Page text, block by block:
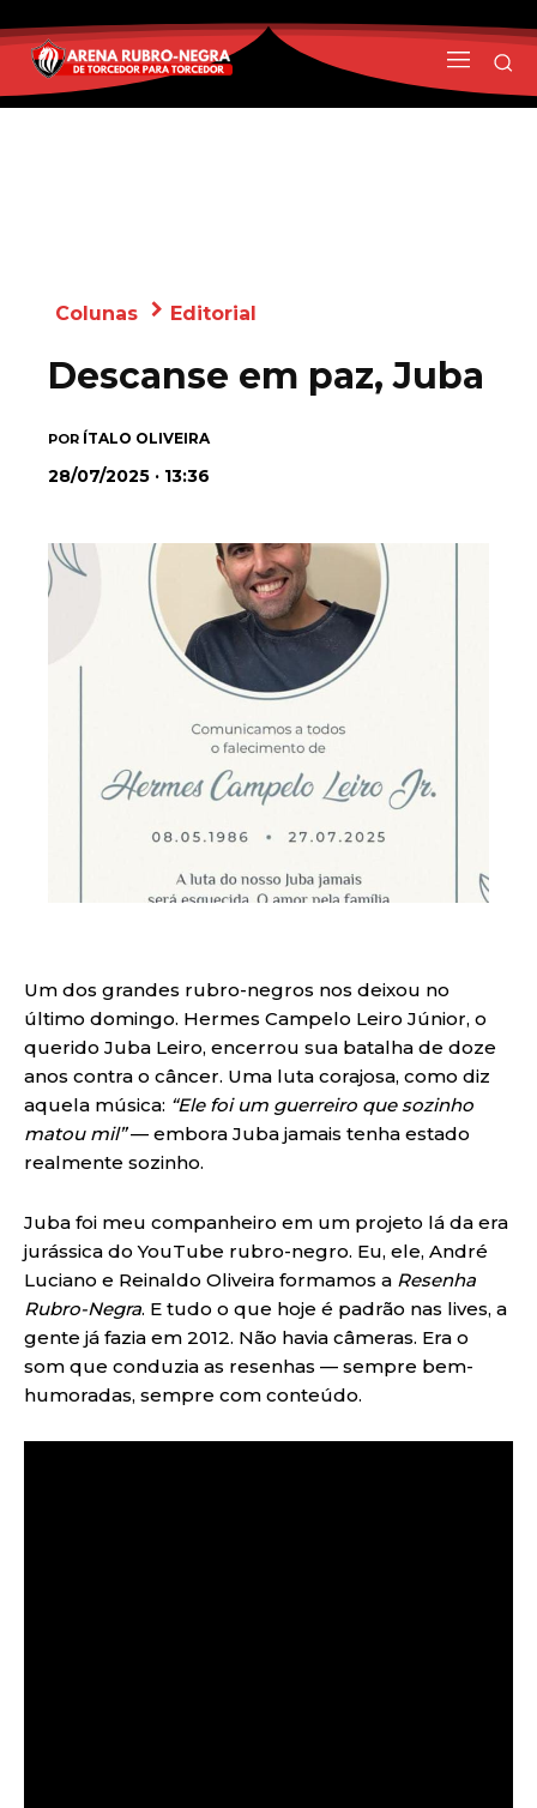
Colunas Editorial
Descanse em paz, Juba
POR ÍTALO OLIVEIRA
28/07/2025 · 13:36
Um dos grandes rubro-negros nos deixou no
último domingo. Hermes Campelo Leiro Júnior, o
querido Juba Leiro, encerrou sua batalha de doze
anos contra o câncer. Uma luta corajosa, como diz
aquela música: “Ele foi um guerreiro que sozinho
matou mil”— embora Juba jamais tenha estado
realmente sozinho.
Juba foi meu companheiro em um projeto lá da era
jurássica do YouTube rubro-negro. Eu, ele, André
Luciano e Reinaldo Oliveira formamos a Resenha
Rubro-Negra. E tudo o que hoje é padrão nas lives, a
gente já fazia em 2012. Não havia câmeras. Era o
som que conduzia as resenhas — sempre bem-
humoradas, sempre com conteúdo.